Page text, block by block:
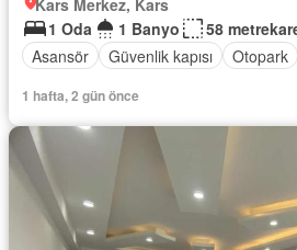
Kars Merkez, Kars
1 Oda
1 Banyo
58
Asansör
Güvenlik kapısı Otopark
1 hafta, 2 gün önce